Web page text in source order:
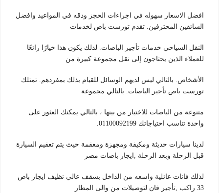
افضل الاسعار سهوله في اجراءات الحجز ودقه في المواعيد وافضل
السائقين المحترفين. تقدم تورست باص لخدمات
النقل السياحي خدمات تأجير الباصات. لذلك يكون هذا خيارًا رائعًا
للعملاء الذين يحتاجون إلى نقل مجموعة كبيرة من
الأشخاص. بالتالي ليس لديهم الوسائل للقيام بذلك بمفردهم. تمتلك
تورست باص تأجير الباصات. بالتالي مجموعة
متنوعة من الباصات للاختيار من بينها ، بالتالي يمكنك العثور على
واحدة تناسب احتياجاتك 01100092199.
لدينا سيارات حديثة ومكيفة ومجهزة ومعقمة حيث يتم تعقيم السيارة
قبل الرحلة وبعد الرحلة ,ايجار باصات مصر
لذلك فانات عائلية واسعه من الداخل بسقف عالي نظيف ايجار باص
33 راكب ,تأجير فان لتوصيلات من والى المطار